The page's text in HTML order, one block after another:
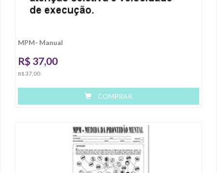
MPM- Manual
R$ 37,00
R$37,00
COMPRAR